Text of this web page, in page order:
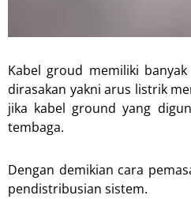
Kabel groud memiliki
dirasakan yakni arus listrik
jika kabel ground yang
tembaga.
Dengan demikian cara
pendistribusian sistem.